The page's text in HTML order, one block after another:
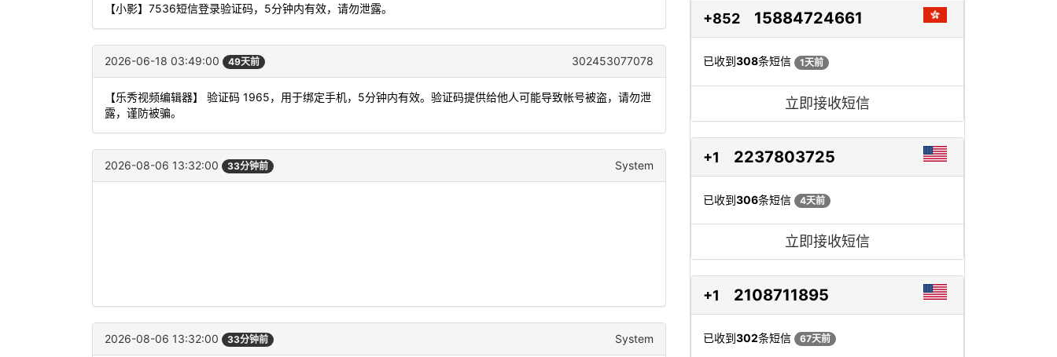
【小影】7536短信登录验证码，5分钟内有效，请勿泄露。
2026-06-18 03:49:00 49天前 302453077078
【乐秀视频编辑器】 验证码 1965，用于绑定手机，5分钟内有效。验证码提供给他人可能导致帐号被盗，请勿泄
露，谨防被骗。
2026-08-06 13:32:00 33分钟前 System
2026-08-06 13:32:00 33分钟前 System
+852 15884724661
已收到308条短信 1天前
立即接收短信
+1 2237803725
已收到306条短信 4天前
立即接收短信
+1 2108711895
已收到302条短信 67天前